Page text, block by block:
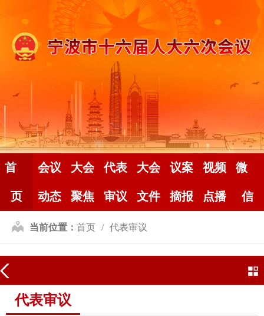
首
页
会议
动态
大会
聚焦
代表
审议
大会
文件
议案
摘报
视频
点播
微
信
当前位置： 首页 代表审议
代表审议